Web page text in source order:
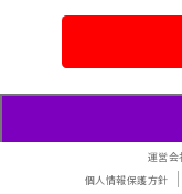
運営会
個人情報保護方針